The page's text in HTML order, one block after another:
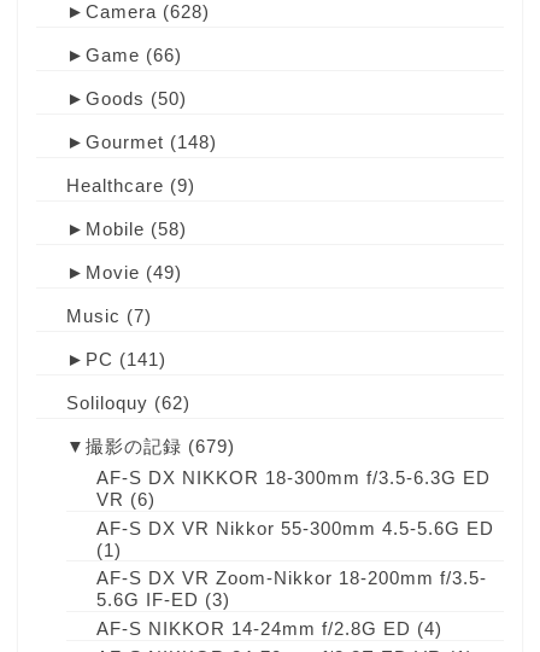
► Camera (628)
► Game (66)
► Goods (50)
► Gourmet (148)
Healthcare (9)
► Mobile (58)
► Movie (49)
Music (7)
► PC (141)
Soliloquy (62)
▼ 撮影の記録 (679)
AF-S DX NIKKOR 18-300mm f/3.5-6.3G ED
VR (6)
AF-S DX VR Nikkor 55-300mm 4.5-5.6G ED
(1)
AF-S DX VR Zoom-Nikkor 18-200mm f/3.5-
5.6G IF-ED (3)
AF-S NIKKOR 14-24mm f/2.8G ED (4)